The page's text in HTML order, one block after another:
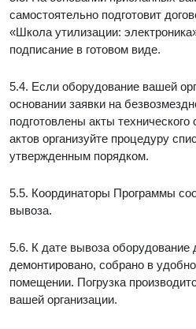
самостоятельно подготовит
«Школа утилизации:
подписание в готовом виде.
5.4. Если оборудование вашей
основании заявки на
подготовлены акты
актов организуйте процедуру
утвержденным порядком.
5.5. Координаторы Программы
вывоза.
5.6. К дате вывоза оборудование
демонтировано, собрано в
помещении. Погрузка
вашей организации.